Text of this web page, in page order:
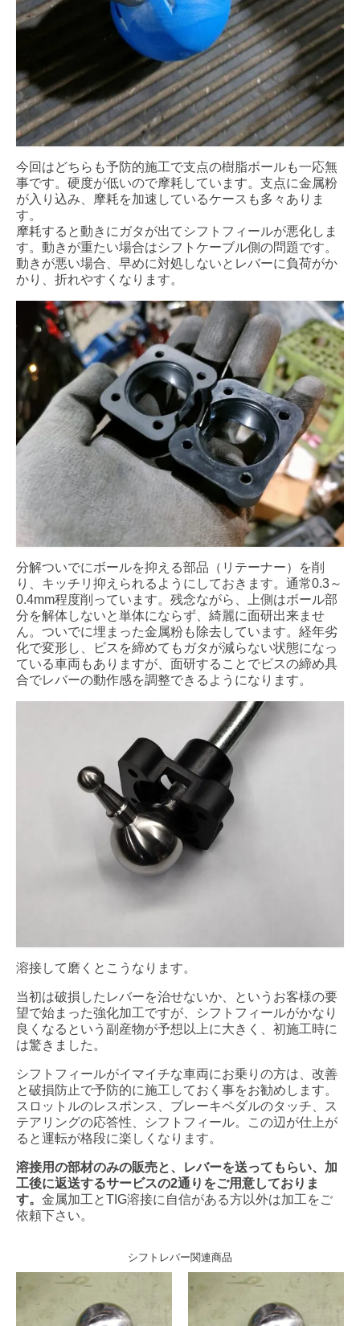
今回はどちらも予防的施工で支点の樹脂ボールも一応無
事です。硬度が低いので摩耗しています。支点に金属粉
が入り込み、摩耗を加速しているケースも多々ありま
す。
摩耗すると動きにガタが出てシフトフィールが悪化しま
す。動きが重たい場合はシフトケーブル側の問題です。
動きが悪い場合、早めに対処しないとレバーに負荷がか
かり、折れやすくなります。
分解ついでにボールを抑える部品（リテーナー）を削
り、キッチリ抑えられるようにしておきます。通常0.3～
0.4mm程度削っています。残念ながら、上側はボール部
分を解体しないと単体にならず、綺麗に面研出来ませ
ん。ついでに埋まった金属粉も除去しています。経年劣
化で変形し、ビスを締めてもガタが減らない状態になっ
ている車両もありますが、面研することでビスの締め具
合でレバーの動作感を調整できるようになります。
溶接して磨くとこうなります。
当初は破損したレバーを治せないか、というお客様の要
望で始まった強化加工ですが、シフトフィールがかなり
良くなるという副産物が予想以上に大きく、初施工時に
は驚きました。
シフトフィールがイマイチな車両にお乗りの方は、改善
と破損防止で予防的に施工しておく事をお勧めします。
スロットルのレスポンス、ブレーキペダルのタッチ、ス
テアリングの応答性、シフトフィール。この辺が仕上が
ると運転が格段に楽しくなります。
溶接用の部材のみの販売と、レバーを送ってもらい、加
工後に返送するサービスの2通りをご用意しておりま
す。 金属加工とTIG溶接に自信がある方以外は加工をご
依頼下さい。
シフトレバー関連商品